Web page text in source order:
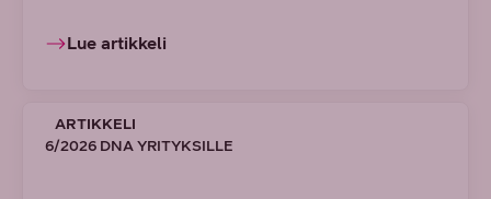
Lue artikkeli
ARTIKKELI
6/2026 DNA YRITYKSILLE